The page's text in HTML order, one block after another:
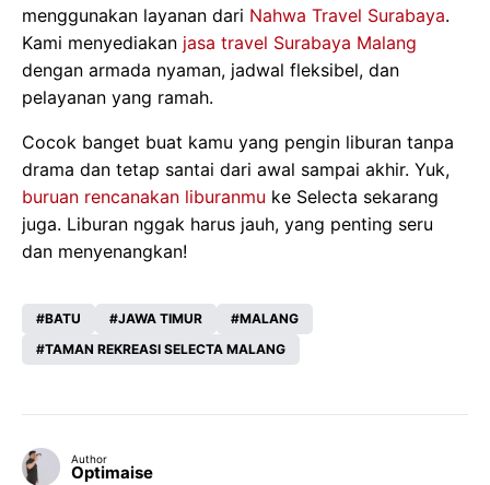
menggunakan layanan dari Nahwa Travel Surabaya.
Kami menyediakan jasa travel Surabaya Malang
dengan armada nyaman, jadwal fleksibel, dan
pelayanan yang ramah.
Cocok banget buat kamu yang pengin liburan tanpa
drama dan tetap santai dari awal sampai akhir. Yuk,
buruan rencanakan liburanmu ke Selecta sekarang
juga. Liburan nggak harus jauh, yang penting seru
dan menyenangkan!
BATU JAWA TIMUR
MALANG
TAMAN REKREASI SELECTA MALANG
Author
Optimaise